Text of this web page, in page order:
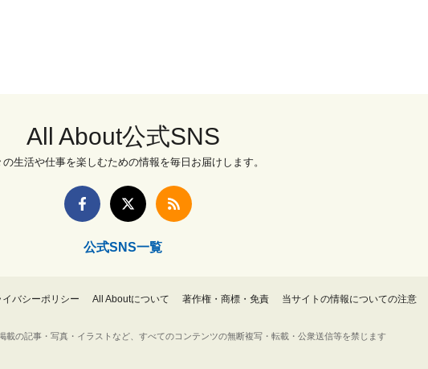
All About公式SNS
の生活や仕事を楽しむための情報を毎日お届けします。
公式SNS一覧
イバシーポリシー All Aboutについて 著作権・商標・免責 当サイトの情報についての注意
載の記事・写真・イラストなど、すべてのコンテンツの無断複写・転載・公衆送信等を禁じます